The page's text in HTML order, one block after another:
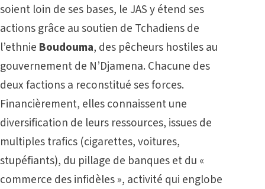
soient loin de ses bases, le JAS y étend ses
actions grâce au soutien de Tchadiens de
l’ethnie Boudouma, des pêcheurs hostiles au
gouvernement de N’Djamena. Chacune des
deux factions a reconstitué ses forces.
Financièrement, elles connaissent une
diversification de leurs ressources, issues de
multiples trafics (cigarettes, voitures,
stupéfiants), du pillage de banques et du «
commerce des infidèles », activité qui englobe